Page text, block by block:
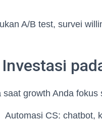
A/B test, survei
saat growth Anda
Automasi CS: chatbot,